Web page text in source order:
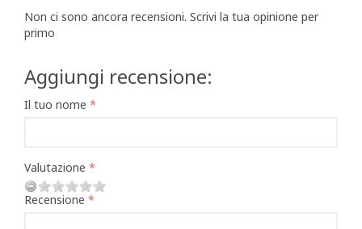
Non ci sono ancora recensioni. Scrivi la tua opinione per
primo
Aggiungi recensione:
Il tuo nome
Valutazione
Recensione